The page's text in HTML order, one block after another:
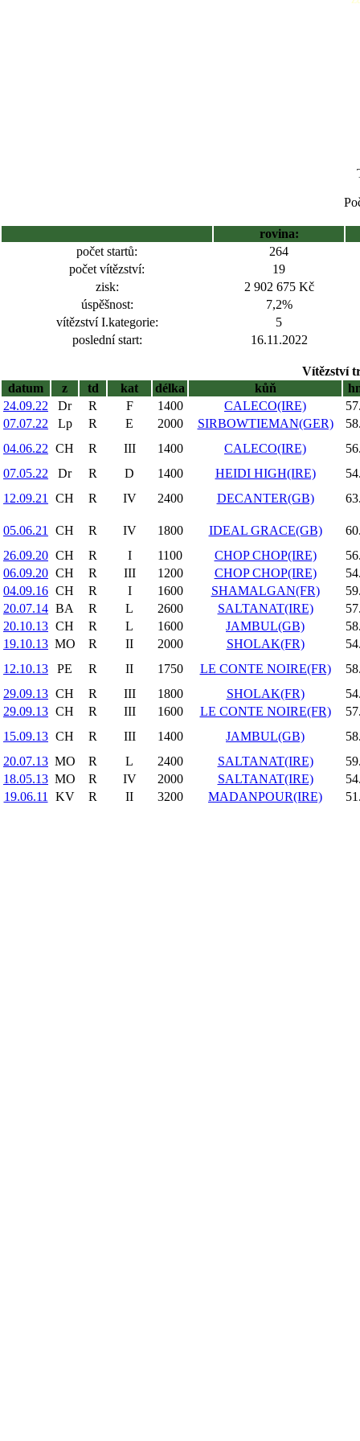
rovina:
počet startů:
264
počet vítězství:
19
zisk:
2 902 675 Kč
úspěšnost:
7,2%
vítězství I.kategorie:
5
poslední start:
16.11.2022
Vítězství
datum
z td kat délka kůň
24.09.22
Dr R F 1400 CALECO(IRE)
07.07.22
Lp R E 2000 SIRBOWTIEMAN(GER)
04.06.22 CH R III 1400 CALECO(IRE)
07.05.22
Dr R D 1400 HEIDI HIGH(IRE)
12.09.21
CH R IV 2400 DECANTER(GB)
05.06.21 CH R IV 1800 IDEAL GRACE(GB)
26.09.20 CH R I 1100 CHOP CHOP(IRE)
06.09.20 CH R III 1200 CHOP CHOP(IRE)
04.09.16 CH R I 1600 SHAMALGAN(FR)
20.07.14 BA R L 2600 SALTANAT(IRE)
20.10.13 CH R L 1600 JAMBUL(GB)
19.10.13 MO R II 2000 SHOLAK(FR)
12.10.13
PE R II 1750 LE CONTE NOIRE(FR)
29.09.13 CH R III 1800 SHOLAK(FR)
29.09.13 CH R III 1600 LE CONTE NOIRE(FR)
15.09.13 CH R III 1400 JAMBUL(GB)
20.07.13 MO R L 2400 SALTANAT(IRE)
18.05.13 MO R IV 2000 SALTANAT(IRE)
19.06.11
KV R II 3200 MADANPOUR(IRE)